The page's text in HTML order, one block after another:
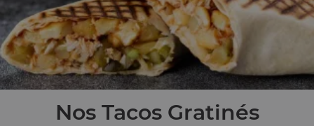
Nos Tacos Gratinés